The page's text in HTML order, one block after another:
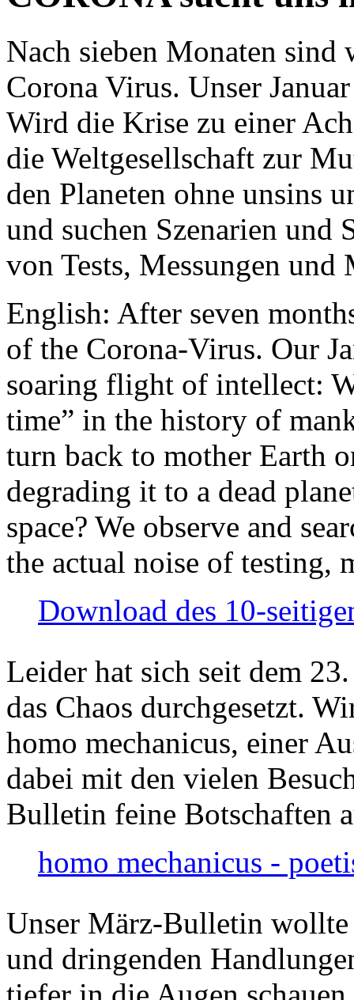
Nach sieben Monaten
Corona Virus. Unser
Wird die Krise zu einer
die Weltgesellschaft zur
den Planeten ohne unsins
und suchen Szenarien und
von Tests, Messungen und
English: After seven
of the Corona-Virus. Our
soaring flight of intellect:
time” in the history of
turn back to mother Earth
degrading it to a dead
space? We observe and
the actual noise of testing,
Download des 10-
Leider hat sich seit dem
das Chaos durchgesetzt.
homo mechanicus, einer
dabei mit den vielen
Bulletin feine Botschaften
homo mechanicus -
Unser März-Bulletin
und dringenden